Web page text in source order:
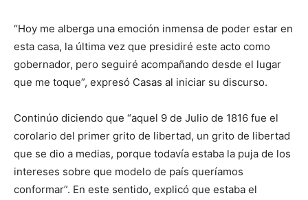
“Hoy me alberga una emoción inmensa de poder estar en
esta casa, la última vez que presidiré este acto como
gobernador, pero seguiré acompañando desde el lugar
que me toque”, expresó Casas al iniciar su discurso.
Continúo diciendo que “aquel 9 de Julio de 1816 fue el
corolario del primer grito de libertad, un grito de libertad
que se dio a medias, porque todavía estaba la puja de los
intereses sobre que modelo de país queríamos
conformar”. En este sentido, explicó que estaba el